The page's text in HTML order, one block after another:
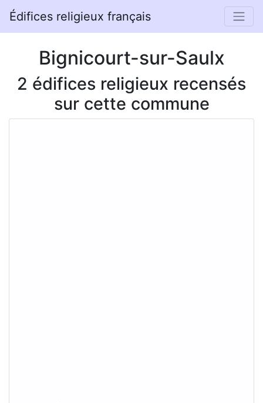
Édifices religieux français
Bignicourt-sur-Saulx
2 édifices religieux recensés
sur cette commune